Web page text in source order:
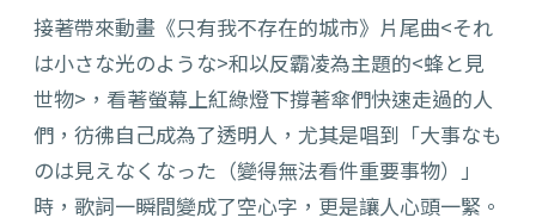
接著帶來動畫《只有我不存在的城市》片尾曲<それ
は小さな光のような>和以反霸凌為主題的<蜂と見
世物>， 看著螢幕上紅綠燈下撐著傘們快速走過的人
們， 彷彿自己成為了透明人，尤其是唱到「大事なも
のは見えなくなった（變得無法看件重要事物）」
時， 歌詞一瞬間變成了空心字，更是讓人心頭一緊。